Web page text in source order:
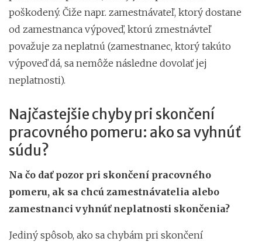
poškodený. Čiže napr. zamestnávateľ, ktorý dostane
od zamestnanca výpoveď, ktorú zmestnávteľ
považuje za neplatnú (zamestnanec, ktorý takúto
výpoveď dá, sa nemôže následne dovolať jej
neplatnosti).
Najčastejšie chyby pri skončení
pracovného pomeru: ako sa vyhnúť
súdu?
Na čo dať pozor pri skončení pracovného
pomeru, ak sa chcú zamestnávatelia alebo
zamestnanci vyhnúť neplatnosti skončenia?
Jediný spôsob, ako sa chybám pri skončení